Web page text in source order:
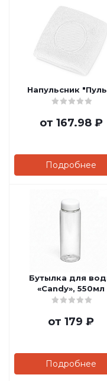
Напульсник
от 167.98 ₽
Подробнее
Бутылка для
«Candy», 550мл
от 179 ₽
Подробнее